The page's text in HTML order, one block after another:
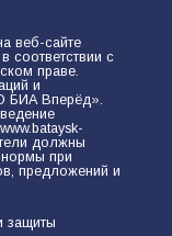
веб-сайте
соответствии с
праве.
и
БИА Вперёд».
должны
при
предложений и
защиты